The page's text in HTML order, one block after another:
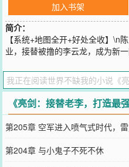
加入书架
简介：
【系统+地图全开+好处全收】\n
业，接替被撸的李云龙，成为新
武器装备。\n小日子都懵了，飞
米帝还豪横，这是土八路？\n小
家！”
您要是觉得《亮剑：接替老李，
忘记向您QQ群和微博微信里的朋
《亮剑：接替老李，打造最
第205章 空军进入喷气式时代，
第204章 与小鬼子不死不休